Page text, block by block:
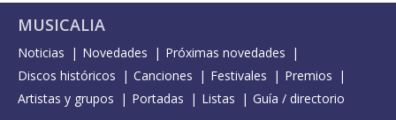
MUSICALIA
Noticias Novedades
Próximas novedades
Discos históricos
Canciones Festivales
Premios
Artistas y grupos
Portadas Listas Guía / directorio